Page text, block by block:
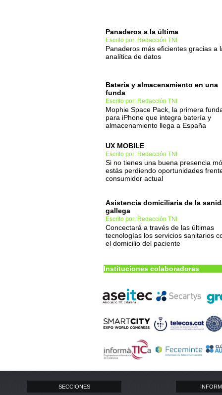
Panaderos a la última
Escrito por: Redacción TNI
Panaderos más eficientes gracias a
analítica de datos
Batería y almacenamiento en una
funda
Escrito por: Redacción TNI
Mophie Space Pack, la primera
para iPhone que integra batería y
almacenamiento llega a España
UX MOBILE
Escrito por: Redacción TNI
Si no tienes una buena presencia
estás perdiendo oportunidades
consumidor actual
Asistencia domiciliaria de la
gallega
Escrito por: Redacción TNI
Concectará a través de las últimas
tecnologías los servicios sanitarios
el domicilio del paciente
Instituciones colaboradoras
SECCIONES